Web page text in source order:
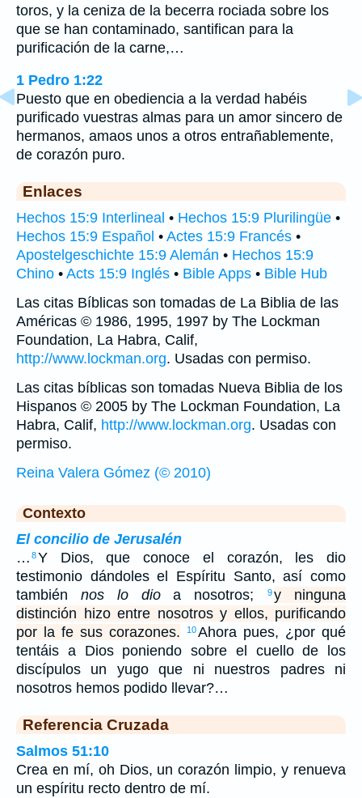
toros, y la ceniza de la becerra rociada sobre los
que se han contaminado, santifican para la
purificación de la carne,…
1 Pedro 1:22
Puesto que en obediencia a la verdad habéis
purificado vuestras almas para un amor sincero de
hermanos, amaos unos a otros entrañablemente,
de corazón puro.
Enlaces
Hechos 15:9 Interlineal • Hechos 15:9 Plurilingüe •
Hechos 15:9 Español • Actes 15:9 Francés •
Apostelgeschichte 15:9 Alemán • Hechos 15:9
Chino • Acts 15:9 Inglés • Bible Apps • Bible Hub
Las citas Bíblicas son tomadas de La Biblia de las
Américas © 1986, 1995, 1997 by The Lockman
Foundation, La Habra, Calif,
http://www.lockman.org. Usadas con permiso.
Las citas bíblicas son tomadas Nueva Biblia de los
Hispanos © 2005 by The Lockman Foundation, La
Habra, Calif, http://www.lockman.org. Usadas con
permiso.
Reina Valera Gómez (© 2010)
Contexto
El concilio de Jerusalén
… 8Y Dios, que conoce el corazón, les dio
testimonio dándoles el Espíritu Santo, así como
también nos lo dioa nosotros; 9y ninguna
distinción hizo entre nosotros y ellos, purificando
por la fe sus corazones.
10Ahora pues, ¿por qué
tentáis a Dios poniendo sobre el cuello de los
discípulos un yugo que ni nuestros padres ni
nosotros hemos podido llevar?…
Referencia Cruzada
Salmos 51:10
Crea en mí, oh Dios, un corazón limpio, y renueva
un espíritu recto dentro de mí.